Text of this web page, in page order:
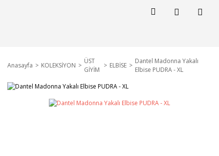
Anasayfa KOLEKSİYON
ÜST
GİYİM
ELBİSE
Dantel Madonna Yakalı
Elbise PUDRA - XL